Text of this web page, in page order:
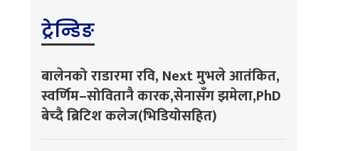
ट्रेन्डिङ
बालेनको राडारमा रवि, Next मुभले आतंकित,
स्वर्णिम–सोवितानै कारक,सेनासँग झमेला,PhD
बेच्दै ब्रिटिश कलेज(भिडियोसहित)